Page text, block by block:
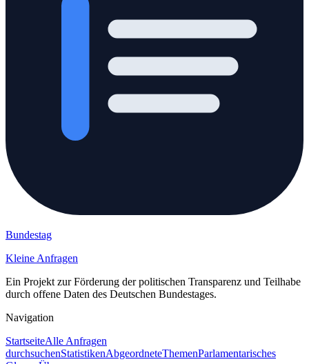
Bundestag
Kleine Anfragen
Ein Projekt zur Förderung der politischen Transparenz und Teilhabe
durch offene Daten des Deutschen Bundestages.
Navigation
StartseiteAlle Anfragen
durchsuchenStatistikenAbgeordneteThemenParlamentarisches